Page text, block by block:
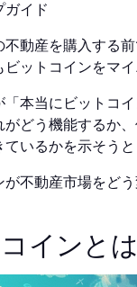
ガイド
不動産を購入する
ビットコインをマ
「本当にビットコ
がどう機能するか
いるかを示そうと
が不動産市場をど
インと